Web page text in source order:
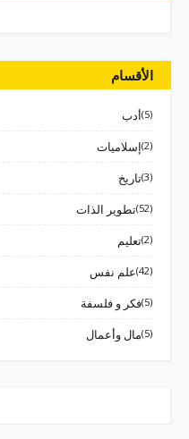
الأقسام
أدب (5)
إسلاميات (2)
تاريخ (3)
تطوير الذات (52)
تعليم (2)
علم نفس (42)
فكر و فلسفة (5)
مال وأعمال (5)